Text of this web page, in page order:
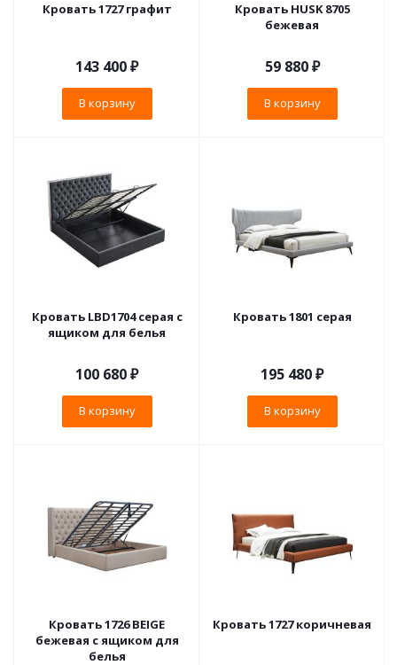
Кровать 1727 графит
143 400₽
В корзину
Кровать HUSK 8705
бежевая
59 880₽
В корзину
Кровать LBD1704 серая с
ящиком для белья
100 680₽
В корзину
Кровать 1801 серая
195 480₽
В корзину
Кровать 1726 BEIGE
бежевая с ящиком для
белья
Кровать 1727 коричневая